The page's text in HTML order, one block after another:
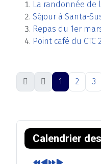
La randonnée de
Séjour à Santa-
Repas du 1er
Point café du CTC
1 2 3
Calendrier
A
n
é
M
s
A
é
M
s